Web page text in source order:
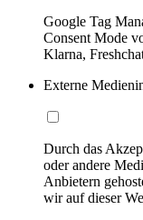
Google Tag
Consent Mode
Klarna,
Externe
Durch das
oder andere
Anbietern
wir auf dieser